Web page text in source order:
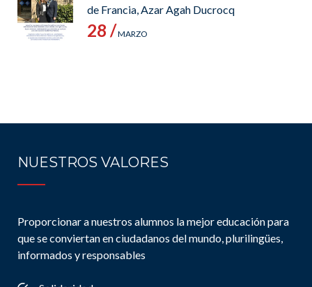
de Francia, Azar Agah Ducrocq
28 /MARZO
NUESTROS VALORES
Proporcionar a nuestros alumnos la mejor educación para
que se conviertan en ciudadanos del mundo, plurilingües,
informados y responsables